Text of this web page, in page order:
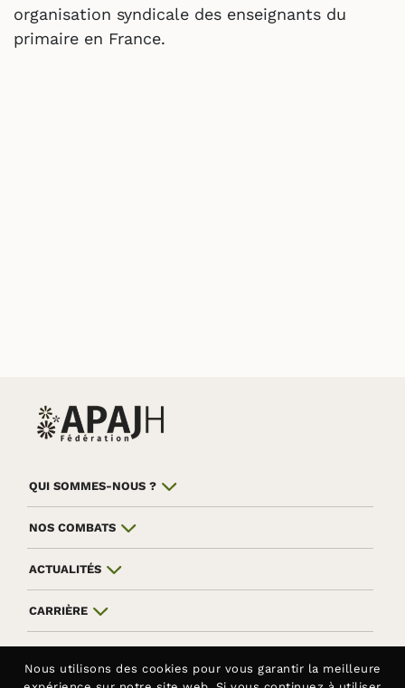
organisation syndicale des enseignants du
primaire en France.
QUI SOMMES-NOUS ?
NOS COMBATS
ACTUALITÉS
CARRIÈRE
Nous utilisons des cookies pour vous garantir la meilleure